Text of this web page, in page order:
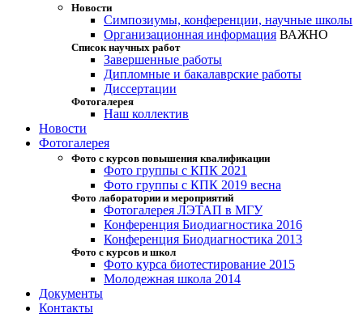
Новости
Симпозиумы, конференции, научные школы
Организационная информация ВАЖНО
Список научных работ
Завершенные работы
Дипломные и бакалаврские работы
Диссертации
Фотогалерея
Наш коллектив
Новости
Фотогалерея
Фото с курсов повышения квалификации
Фото группы с КПК 2021
Фото группы с КПК 2019 весна
Фото лаборатории и мероприятий
Фотогалерея ЛЭТАП в МГУ
Конференция Биодиагностика 2016
Конференция Биодиагностика 2013
Фото с курсов и школ
Фото курса биотестирование 2015
Молодежная школа 2014
Документы
Контакты